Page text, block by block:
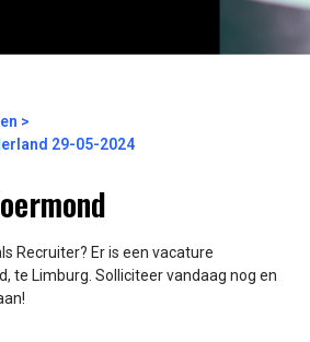
29-05-2024
Recruiter? Er is een vacature
te Limburg. Solliciteer vandaag nog en